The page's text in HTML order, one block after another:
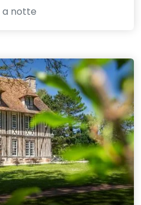
a notte